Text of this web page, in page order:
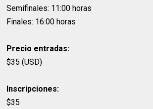
Semifinales: 11:00 horas
Finales: 16:00 horas
Precio entradas:
$35 (USD)
Inscripciones:
$35